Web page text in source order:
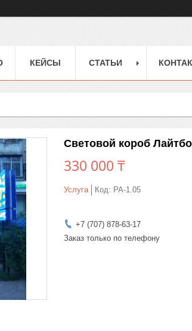
КЕЙСЫ СТАТЬИ
Световой короб
330 000 ₸
Услуга Код: РА-1.05
+7 (707) 878-63-17
Заказ только по телефону